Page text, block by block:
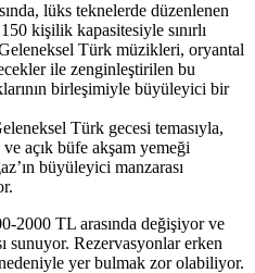
lüks teknelerde düzenlenen
kişilik kapasitesiyle sınırlı
Geleneksel Türk müzikleri, oryantal
ile zenginleştirilen bu
birleşimiyle büyüleyici bir
Türk gecesi temasıyla,
açık büfe akşam yemeği
büyüleyici manzarası
2000 TL arasında değişiyor ve
sunuyor. Rezervasyonlar erken
nedeniyle yer bulmak zor olabiliyor.